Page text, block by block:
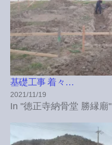
基礎工事 着々…
2021/11/19
In "徳正寺納骨堂 勝縁廟"